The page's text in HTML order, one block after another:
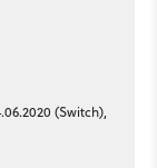
(Switch),